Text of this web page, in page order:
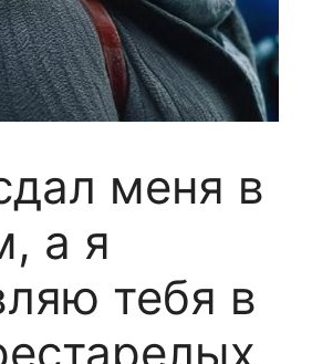
меня в
а я
тебя в